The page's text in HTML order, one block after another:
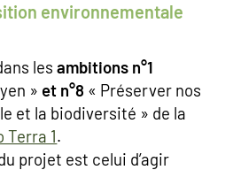
environnementale
lesambitions n°1
» et n°8 « Préserver nos
et la biodiversité » de la
Terra 1.
projet est celui d’agir